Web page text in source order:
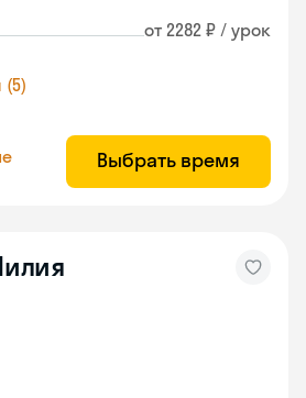
от 2282 ₽ / урок
(5)
Выбрать время